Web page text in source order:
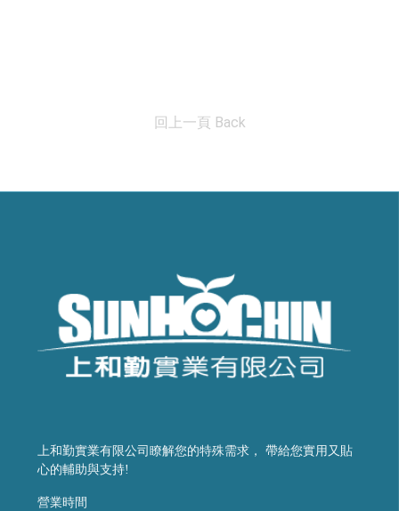
回上一頁 Back
上和勤實業有限公司瞭解您的特殊需求， 帶給您實用又貼
心的輔助與支持!
營業時間